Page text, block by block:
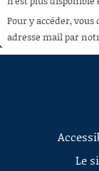
RECHERCHE
AIDE À LA
DE VIDÉOS
Pour y accéder,
adresse mail par
Le